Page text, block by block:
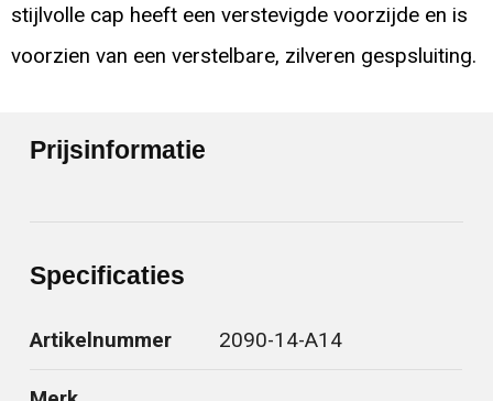
stijlvolle cap heeft een verstevigde voorzijde en is
voorzien van een verstelbare, zilveren gespsluiting.
Prijsinformatie
Specificaties
Artikelnummer 2090-14-A14